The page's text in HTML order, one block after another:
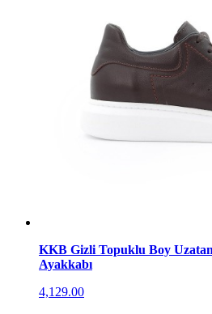
KKB Gizli Topuklu Boy
Ayakkabı
4,129.00